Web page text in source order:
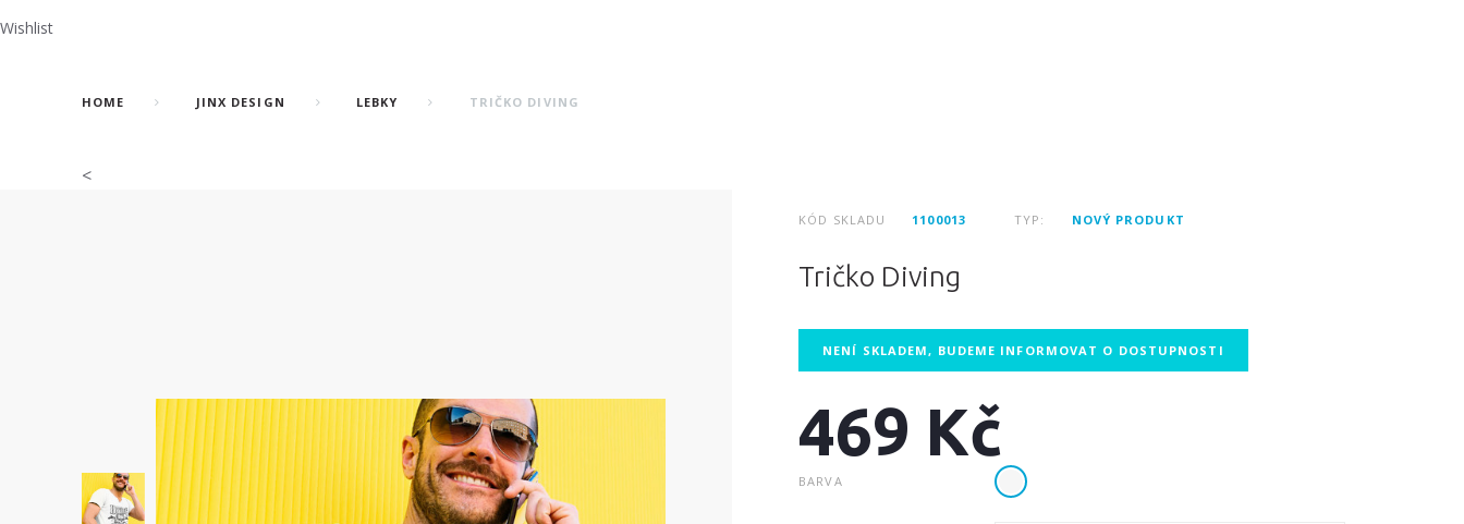
Wishlist
HOME JINX DESIGN LEBKY TRIČKO DIVING
<
KÓD SKLADU 1100013 TYP: NOVÝ PRODUKT
Tričko Diving
NENÍ SKLADEM, BUDEME INFORMOVAT O DOSTUPNOSTI
469 Kč
BARVA